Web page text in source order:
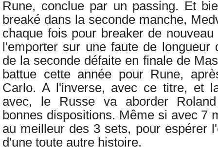
Rune, conclue par un passing. Et
breaké dans la seconde manche,
chaque fois pour breaker de
l'emporter sur une faute de longueur
de la seconde défaite en finale de
battue cette année pour Rune,
Carlo. A l'inverse, avec ce titre, et
avec, le Russe va aborder
bonnes dispositions. Même si avec 7
au meilleur des 3 sets, pour espérer
d'une toute autre histoire.